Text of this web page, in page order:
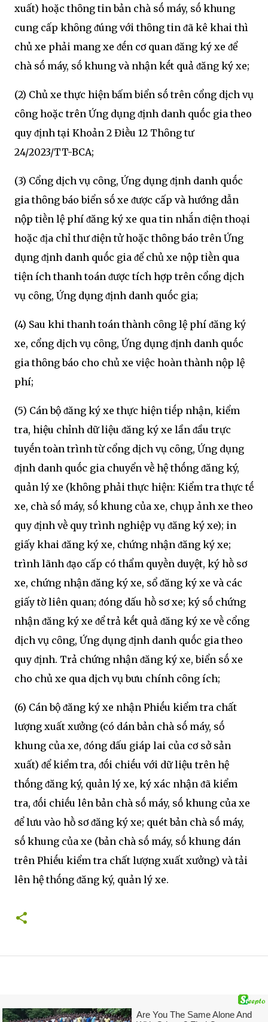
xuất) hoặc thȏng tin bản chà sṓ máy, sṓ khung
cung cấp khȏng ᵭúng với thȏng tin ᵭã kê khai thì
chủ xe phải mang xe ᵭḗn cơ quan ᵭăng ký xe ᵭể
chà sṓ máy, sṓ khung và nhận kḗt quả ᵭăng ký xe;
(2) Chủ xe thực hiện bấm biển sṓ trên cổng dịch vụ
cȏng hoặc trên Ứng dụng ᵭịnh danh quṓc gia theo
quy ᵭịnh tại Khoản 2 Điḕu 12 Thȏng tư
24/2023/TT-BCA;
(3) Cổng dịch vụ cȏng, Ứng dụng ᵭịnh danh quṓc
gia thȏng báo biển sṓ xe ᵭược cấp và hướng dẫn
nộp tiḕn lệ phí ᵭăng ký xe qua tin nhắn ᵭiện thoại
hoặc ᵭịa chỉ thư ᵭiện tử hoặc thȏng báo trên Ứng
dụng ᵭịnh danh quṓc gia ᵭể chủ xe nộp tiḕn qua
tiện ích thanh toán ᵭược tích hợp trên cổng dịch
vụ cȏng, Ứng dụng ᵭịnh danh quṓc gia;
(4) Sau khi thanh toán thành cȏng lệ phí ᵭăng ký
xe, cổng dịch vụ cȏng, Ứng dụng ᵭịnh danh quṓc
gia thȏng báo cho chủ xe việc hoàn thành nộp lệ
phí;
(5) Cán bộ ᵭăng ký xe thực hiện tiḗp nhận, kiểm
tra, hiệu chỉnh dữ liệu ᵭăng ký xe lần ᵭầu trực
tuyḗn toàn trình từ cổng dịch vụ cȏng, Ứng dụng
ᵭịnh danh quṓc gia chuyển vḕ hệ thṓng ᵭăng ký,
quản lý xe (khȏng phải thực hiện: Kiểm tra thực tḗ
xe, chà sṓ máy, sṓ khung của xe, chụp ảnh xe theo
quy ᵭịnh vḕ quy trình nghiệp vụ ᵭăng ký xe); in
giấy khai ᵭăng ký xe, chứng nhận ᵭăng ký xe;
trình lãnh ᵭạo cấp có thẩm quyḕn duyệt, ký hṑ sơ
xe, chứng nhận ᵭăng ký xe, sổ ᵭăng ký xe và các
giấy tờ liên quan; ᵭóng dấu hṑ sơ xe; ký sṓ chứng
nhận ᵭăng ký xe ᵭể trả kḗt quả ᵭăng ký xe vḕ cổng
dịch vụ cȏng, Ứng dụng ᵭịnh danh quṓc gia theo
quy ᵭịnh. Trả chứng nhận ᵭăng ký xe, biển sṓ xe
cho chủ xe qua dịch vụ bưu chính cȏng ích;
(6) Cán bộ ᵭăng ký xe nhận Phiḗu kiểm tra chất
lượng xuất xưởng (có dán bản chà sṓ máy, sṓ
khung của xe, ᵭóng dấu giáp lai của cơ sở sản
xuất) ᵭể kiểm tra, ᵭṓi chiḗu với dữ liệu trên hệ
thṓng ᵭăng ký, quản lý xe, ký xác nhận ᵭã kiểm
tra, ᵭṓi chiḗu lên bản chà sṓ máy, sṓ khung của xe
ᵭể lưu vào hṑ sơ ᵭăng ký xe; quét bản chà sṓ máy,
sṓ khung của xe (bản chà sṓ máy, sṓ khung dán
trên Phiḗu kiểm tra chất lượng xuất xưởng) và tải
lên hệ thṓng ᵭăng ký, quản lý xe.